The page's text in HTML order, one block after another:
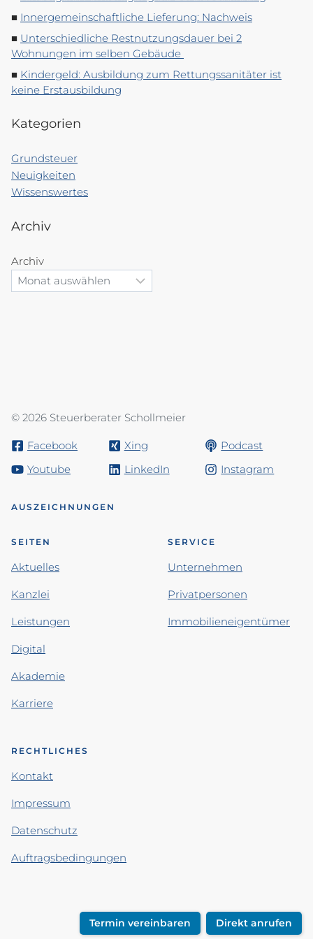
Innergemeinschaftliche Lieferung: Nachweis
Unterschiedliche Restnutzungsdauer bei 2
Wohnungen im selben Gebäude
Kindergeld: Ausbildung zum Rettungssanitäter ist
keine Erstausbildung
Kategorien
Grundsteuer
Neuigkeiten
Wissenswertes
Archiv
Archiv
© 2026 Steuerberater Schollmeier
Facebook Xing
Podcast
Youtube
LinkedIn Instagram
AUSZEICHNUNGEN
SEITEN
Aktuelles
Kanzlei
Leistungen
Digital
Akademie
Karriere
SERVICE
Unternehmen
Privatpersonen
Immobilieneigentümer
RECHTLICHES
Kontakt
Impressum
Datenschutz
Auftragsbedingungen
Termin vereinbaren Direkt anrufen